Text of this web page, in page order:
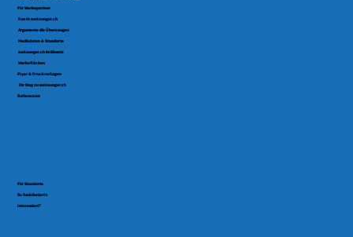
Für Standorte
So funktioniert's
Interessiert?
Für Werbepartner
Das ist sunlounger.ch
Argumente die Überzeugen
Mediadaten & Standorte
sunlounger.ch im Einsatz
Werbeflächen
Flyer & Druckvorlagen
Ihr Weg zu sunlounger.ch
Referenzen